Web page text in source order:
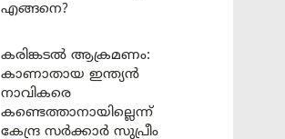
എങ്ങനെ?
കരിങ്കടൽ ആക്രമണം:
കാണാതായ ഇന്ത്യൻ
നാവികരെ
കണ്ടെത്താനായില്ലെന്ന്
കേന്ദ്ര സർക്കാർ സുപ്രീം